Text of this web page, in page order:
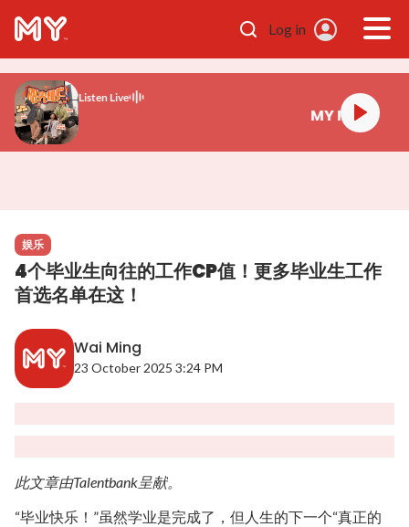
Log in
Listen Live
FM 阳光灿烂
娱乐
4个毕业生向往的工作CP值！更多毕业生工作
首选名单在这！
Wai Ming
23 October 2025 3:24 PM
此文章由Talentbank呈献。
“毕业快乐！”虽然学业是完成了，但人生的下一个“真正的